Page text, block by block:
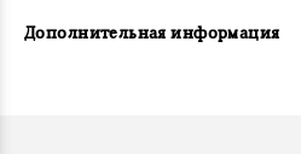
Дополнительная информация